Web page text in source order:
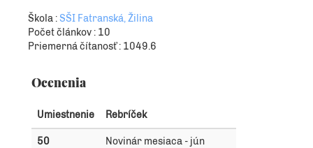
Škola :SŠI Fatranská, Žilina
Počet článkov : 10
Priemerná čítanosť : 1049.6
Ocenenia
Umiestnenie Rebríček
50
Novinár mesiaca - jún